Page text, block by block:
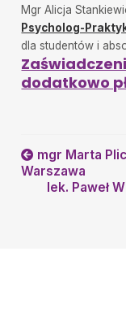
Mgr Alicja
Psycholog-
dla studentów i
dodatkowo
mgr Marta
Warszawa
lek. Paweł